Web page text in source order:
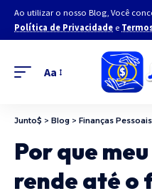
Ao utilizar o nosso Blog, Você
Política de Privacidade e
Aa
Junto$ > Blog > Finanças Pessoais
Por que
rende até o